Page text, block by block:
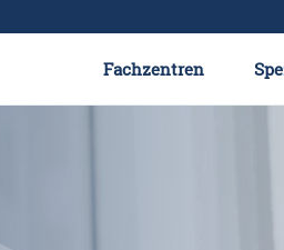
Fachzentren